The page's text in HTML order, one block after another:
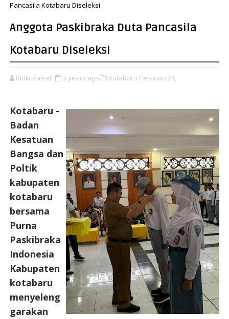
Pancasila Kotabaru Diseleksi
Anggota Paskibraka Duta Pancasila
Kotabaru Diseleksi
Bidik Kalsel 3 years ago Kotabaru Pebruari 23,
Kotabaru -
Badan
Kesatuan
Bangsa dan
Poltik
kabupaten
kotabaru
bersama
Purna
Paskibraka
Indonesia
Kabupaten
kotabaru
menyeleng
garakan